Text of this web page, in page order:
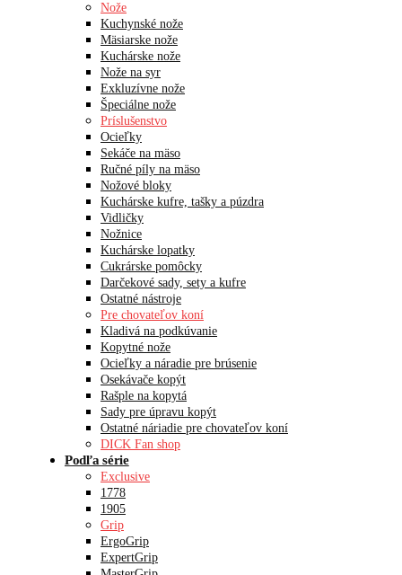
Nože
Kuchynské nože
Mäsiarske nože
Kuchárske nože
Nože na syr
Exkluzívne nože
Špeciálne nože
Príslušenstvo
Ocieľky
Sekáče na mäso
Ručné píly na mäso
Nožové bloky
Kuchárske kufre, tašky a púzdra
Vidličky
Nožnice
Kuchárske lopatky
Cukrárske pomôcky
Darčekové sady, sety a kufre
Ostatné nástroje
Pre chovateľov koní
Kladivá na podkúvanie
Kopytné nože
Ocieľky a náradie pre brúsenie
Osekávače kopýt
Rašple na kopytá
Sady pre úpravu kopýt
Ostatné náriadie pre chovateľov koní
DICK Fan shop
Podľa série
Exclusive
1778
1905
Grip
ErgoGrip
ExpertGrip